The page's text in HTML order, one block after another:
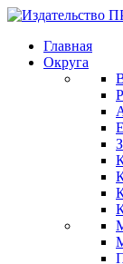
Главная
Округа